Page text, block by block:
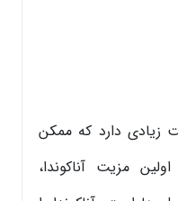
زیادی دارد که ممکن
مزیت آناکوندا،